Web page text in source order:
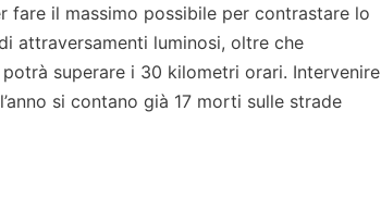
fare il massimo possibile per contrastare lo
attraversamenti luminosi, oltre che
superare i 30 kilometri orari. Intervenire
si contano già 17 morti sulle strade